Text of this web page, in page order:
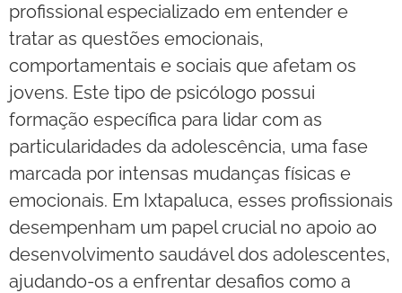
profissional especializado em entender e
tratar as questões emocionais,
comportamentais e sociais que afetam os
jovens. Este tipo de psicólogo possui
formação específica para lidar com as
particularidades da adolescência, uma fase
marcada por intensas mudanças físicas e
emocionais. Em Ixtapaluca, esses profissionais
desempenham um papel crucial no apoio ao
desenvolvimento saudável dos adolescentes,
ajudando-os a enfrentar desafios como a